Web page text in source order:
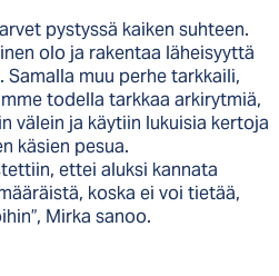
pystyssä kaiken suhteen.
olo ja rakentaa läheisyyttä
muu perhe tarkkaili,
todella tarkkaa arkirytmiä,
välein ja käytiin lukuisia kertoja
käsien pesua.
ettei aluksi kannata
koska ei voi tietää,
Mirka sanoo.